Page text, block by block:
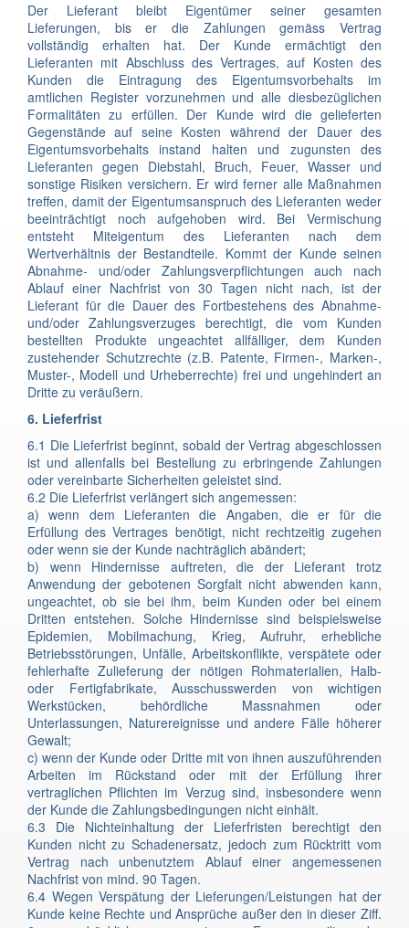
Der Lieferant bleibt Eigentümer seiner gesamten
Lieferungen, bis er die Zahlungen gemäss Vertrag
vollständig erhalten hat. Der Kunde ermächtigt den
Lieferanten mit Abschluss des Vertrages, auf Kosten des
Kunden die Eintragung des Eigentumsvorbehalts im
amtlichen Register vorzunehmen und alle diesbezüglichen
Formalitäten zu erfüllen. Der Kunde wird die gelieferten
Gegenstände auf seine Kosten während der Dauer des
Eigentumsvorbehalts instand halten und zugunsten des
Lieferanten gegen Diebstahl, Bruch, Feuer, Wasser und
sonstige Risiken versichern. Er wird ferner alle Maßnahmen
treffen, damit der Eigentumsanspruch des Lieferanten weder
beeinträchtigt noch aufgehoben wird. Bei Vermischung
entsteht Miteigentum des Lieferanten nach dem
Wertverhältnis der Bestandteile. Kommt der Kunde seinen
Abnahme- und/oder Zahlungsverpflichtungen auch nach
Ablauf einer Nachfrist von 30 Tagen nicht nach, ist der
Lieferant für die Dauer des Fortbestehens des Abnahme-
und/oder Zahlungsverzuges berechtigt, die vom Kunden
bestellten Produkte ungeachtet allfälliger, dem Kunden
zustehender Schutzrechte (z.B. Patente, Firmen-, Marken-,
Muster-, Modell und Urheberrechte) frei und ungehindert an
Dritte zu veräußern.
6. Lieferfrist
6.1 Die Lieferfrist beginnt, sobald der Vertrag abgeschlossen
ist und allenfalls bei Bestellung zu erbringende Zahlungen
oder vereinbarte Sicherheiten geleistet sind.
6.2 Die Lieferfrist verlängert sich angemessen:
a) wenn dem Lieferanten die Angaben, die er für die
Erfüllung des Vertrages benötigt, nicht rechtzeitig zugehen
oder wenn sie der Kunde nachträglich abändert;
b) wenn Hindernisse auftreten, die der Lieferant trotz
Anwendung der gebotenen Sorgfalt nicht abwenden kann,
ungeachtet, ob sie bei ihm, beim Kunden oder bei einem
Dritten entstehen. Solche Hindernisse sind beispielsweise
Epidemien, Mobilmachung, Krieg, Aufruhr, erhebliche
Betriebsstörungen, Unfälle, Arbeitskonflikte, verspätete oder
fehlerhafte Zulieferung der nötigen Rohmaterialien, Halb-
oder Fertigfabrikate, Ausschusswerden von wichtigen
Werkstücken, behördliche Massnahmen oder
Unterlassungen, Naturereignisse und andere Fälle höherer
Gewalt;
c) wenn der Kunde oder Dritte mit von ihnen auszuführenden
Arbeiten im Rückstand oder mit der Erfüllung ihrer
vertraglichen Pflichten im Verzug sind, insbesondere wenn
der Kunde die Zahlungsbedingungen nicht einhält.
6.3 Die Nichteinhaltung der Lieferfristen berechtigt den
Kunden nicht zu Schadenersatz, jedoch zum Rücktritt vom
Vertrag nach unbenutztem Ablauf einer angemessenen
Nachfrist von mind. 90 Tagen.
6.4 Wegen Verspätung der Lieferungen/Leistungen hat der
Kunde keine Rechte und Ansprüche außer den in dieser Ziff.